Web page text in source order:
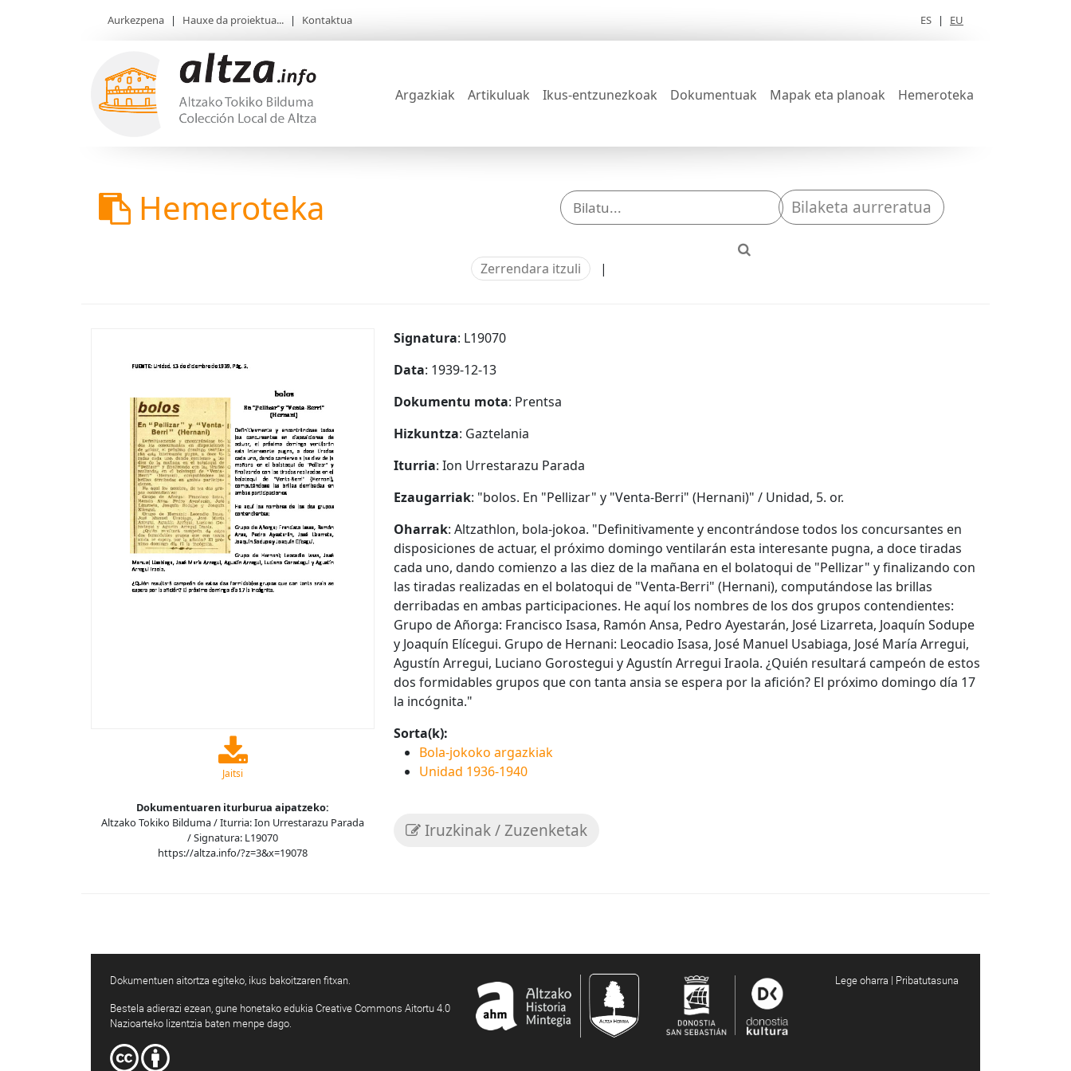
Aurkezpena | Hauxe da proiektua... | Kontaktua ES | EU
Argazkiak Artikuluak Ikus-entzunezkoak Dokumentuak Mapak eta planoak Hemeroteka
Hemeroteka Bilaketa aurreratua
Zerrendara itzuli |
Jaitsi
Dokumentuaren iturburua aipatzeko:
Altzako Tokiko Bilduma / Iturria: Ion Urrestarazu Parada
/ Signatura: L19070
https://altza.info/?z=3&x=19078
Signatura: L19070
Data: 1939-12-13
Dokumentu mota: Prentsa
Hizkuntza: Gaztelania
Iturria: Ion Urrestarazu Parada
Ezaugarriak: "bolos. En "Pellizar" y "Venta-Berri" (Hernani)" / Unidad, 5. or.
Oharrak: Altzathlon, bola-jokoa. "Definitivamente y encontrándose todos los concursantes en
disposiciones de actuar, el próximo domingo ventilarán esta interesante pugna, a doce tiradas
cada uno, dando comienzo a las diez de la mañana en el bolatoqui de "Pellizar" y finalizando con
las tiradas realizadas en el bolatoqui de "Venta-Berri" (Hernani), computándose las brillas
derribadas en ambas participaciones. He aquí los nombres de los dos grupos contendientes:
Grupo de Añorga: Francisco Isasa, Ramón Ansa, Pedro Ayestarán, José Lizarreta, Joaquín Sodupe
y Joaquín Elícegui. Grupo de Hernani: Leocadio Isasa, José Manuel Usabiaga, José María Arregui,
Agustín Arregui, Luciano Gorostegui y Agustín Arregui Iraola. ¿Quién resultará campeón de estos
dos formidables grupos que con tanta ansia se espera por la afición? El próximo domingo día 17
la incógnita."
Sorta(k):
Bola-jokoko argazkiak
Unidad 1936-1940
Iruzkinak / Zuzenketak
Dokumentuen aitortza egiteko, ikus bakoitzaren fitxan.
Bestela adierazi ezean, gune honetako edukia Creative Commons Aitortu 4.0
Nazioarteko lizentzia baten menpe dago.
Lege oharra | Pribatutasuna